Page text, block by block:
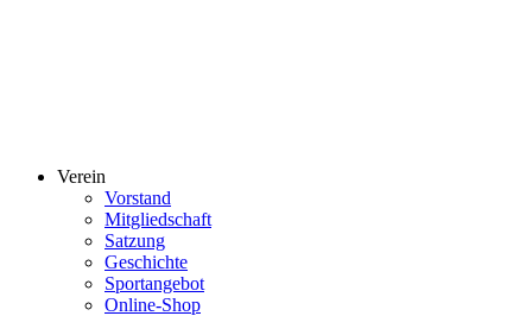
Verein
Vorstand
Mitgliedschaft
Satzung
Geschichte
Sportangebot
Online-Shop